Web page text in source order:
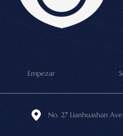
Empezar
No. 27 Lianhuashan